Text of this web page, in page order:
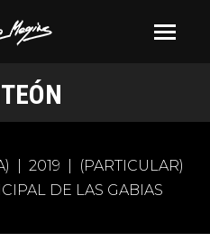
aquí:
| 2019 | (PARTICULAR)
DE LAS GABIAS